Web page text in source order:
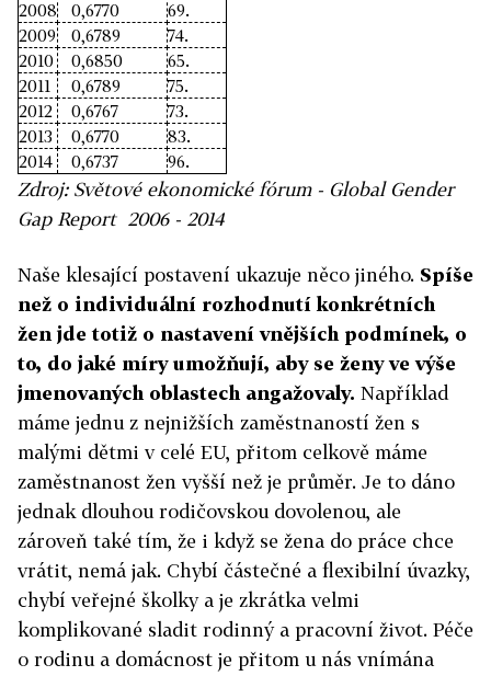
2008 0,6770
69.
2009
0,6789
74.
2010
0,6850
65.
2011
0,6789
75.
2012
0,6767
73.
2013
0,6770
83.
2014
0,6737 96.
Zdroj: Světové ekonomické fórum - Global Gender
Gap Report 2006 - 2014
Naše klesající postavení ukazuje něco jiného. Spíše
než o individuální rozhodnutí konkrétních
žen jde totiž o nastavení vnějších podmínek, o
to, do jaké míry umožňují, aby se ženy ve výše
jmenovaných oblastech angažovaly. Například
máme jednu z nejnižších zaměstnaností žen s
malými dětmi v celé EU, přitom celkově máme
zaměstnanost žen vyšší než je průměr. Je to dáno
jednak dlouhou rodičovskou dovolenou, ale
zároveň také tím, že i když se žena do práce chce
vrátit, nemá jak. Chybí částečné a flexibilní úvazky,
chybí veřejné školky a je zkrátka velmi
komplikované sladit rodinný a pracovní život. Péče
o rodinu a domácnost je přitom u nás vnímána